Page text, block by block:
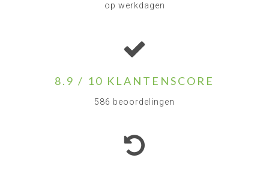
op werkdagen
8.9 / 10 KLANTENSCORE
586 beoordelingen